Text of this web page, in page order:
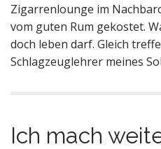
Zigarrenlounge im
vom guten Rum gekostet.
doch leben darf. Gleich
Schlagzeuglehrer meines
Ich mach